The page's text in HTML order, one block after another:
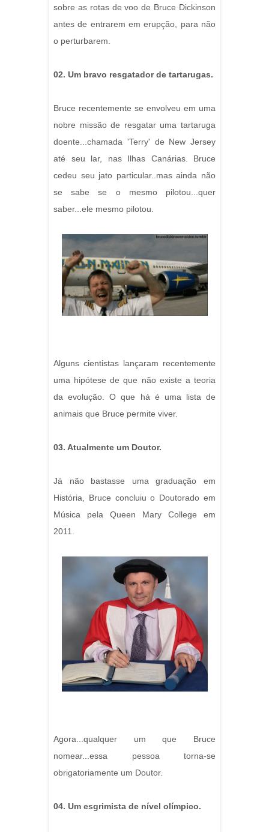
sobre as rotas de voo de Bruce Dickinson
antes de entrarem em erupção, para não
o perturbarem.
02. Um bravo resgatador de tartarugas.
Bruce recentemente se envolveu em uma
nobre missão de resgatar uma tartaruga
doente...chamada 'Terry' de New Jersey
até seu lar, nas Ilhas Canárias. Bruce
cedeu seu jato particular..mas ainda não
se sabe se o mesmo pilotou...quer
saber...ele mesmo pilotou.
Alguns cientistas lançaram recentemente
uma hipótese de que não existe a teoria
da evolução. O que há é uma lista de
animais que Bruce permite viver.
03. Atualmente um Doutor.
Já não bastasse uma graduação em
História, Bruce concluiu o Doutorado em
Música pela Queen Mary College em
2011.
Agora...qualquer um que Bruce
nomear...essa pessoa torna-se
obrigatoriamente um Doutor.
04. Um esgrimista de nível olímpico.